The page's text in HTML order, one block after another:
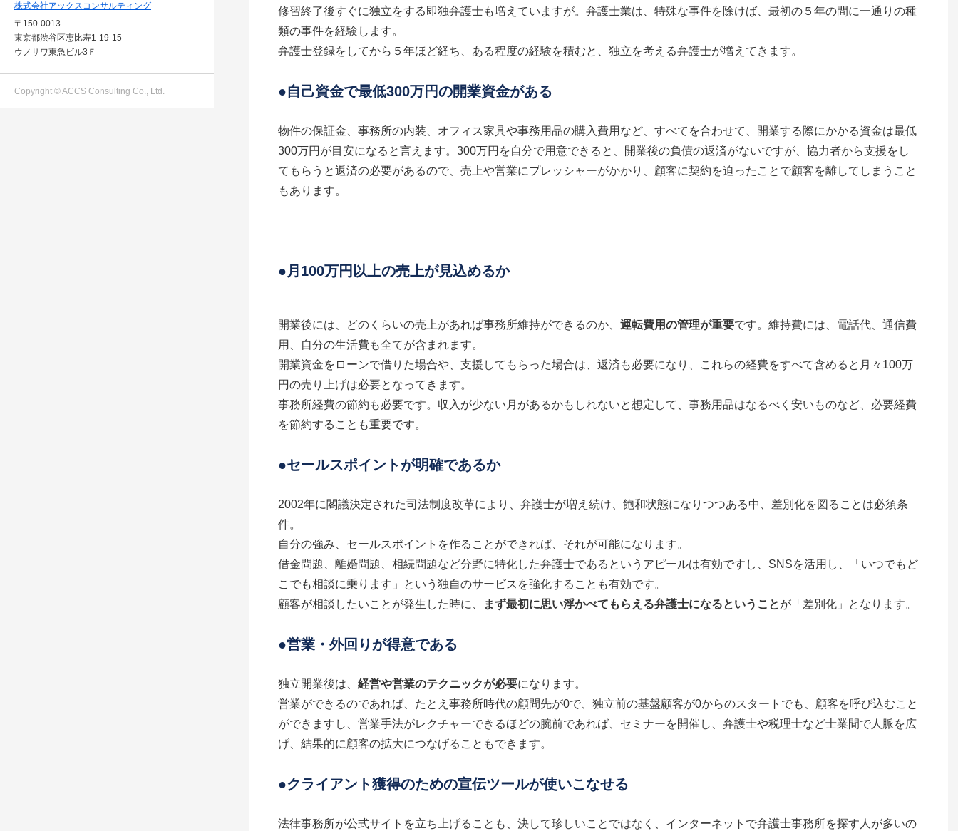
株式会社アックスコンサルティング
〒150-0013
東京都渋谷区恵比寿1-19-15
ウノサワ東急ビル3Ｆ
Copyright © ACCS Consulting Co., Ltd.
修習終了後すぐに独立をする即独弁護士も増えていますが。弁護士業は、特殊な事件を除けば、最初の５年の間に一通りの種
類の事件を経験します。
弁護士登録をしてから５年ほど経ち、ある程度の経験を積むと、独立を考える弁護士が増えてきます。
●自己資金で最低300万円の開業資金がある
物件の保証金、事務所の内装、オフィス家具や事務用品の購入費用など、すべてを合わせて、開業する際にかかる資金は最低
300万円が目安になると言えます。300万円を自分で用意できると、開業後の負債の返済がないですが、協力者から支援をし
てもらうと返済の必要があるので、売上や営業にプレッシャーがかかり、顧客に契約を迫ったことで顧客を離してしまうこと
もあります。
●月100万円以上の売上が見込めるか
開業後には、どのくらいの売上があれば事務所維持ができるのか、 運転費用の管理が重要です。維持費には、電話代、通信費
用、自分の生活費も全てが含まれます。
開業資金をローンで借りた場合や、支援してもらった場合は、返済も必要になり、これらの経費をすべて含めると月々100万
円の売り上げは必要となってきます。
事務所経費の節約も必要です。収入が少ない月があるかもしれないと想定して、事務用品はなるべく安いものなど、必要経費
を節約することも重要です。
●セールスポイントが明確であるか
2002年に閣議決定された司法制度改革により、弁護士が増え続け、飽和状態になりつつある中、差別化を図ることは必須条
件。
自分の強み、セールスポイントを作ることができれば、それが可能になります。
借金問題、離婚問題、相続問題など分野に特化した弁護士であるというアピールは有効ですし、SNSを活用し、「いつでもど
こでも相談に乗ります」という独自のサービスを強化することも有効です。
顧客が相談したいことが発生した時に、
まず最初に思い浮かべてもらえる弁護士になるということが「差別化」となります。
●営業・外回りが得意である
独立開業後は、 経営や営業のテクニックが必要になります。
営業ができるのであれば、たとえ事務所時代の顧問先が0で、独立前の基盤顧客が0からのスタートでも、顧客を呼び込むこと
ができますし、営業手法がレクチャーできるほどの腕前であれば、セミナーを開催し、弁護士や税理士など士業間で人脈を広
げ、結果的に顧客の拡大につなげることもできます。
●クライアント獲得のための宣伝ツールが使いこなせる
法律事務所が公式サイトを立ち上げることも、決して珍しいことではなく、インターネットで弁護士事務所を探す人が多いの